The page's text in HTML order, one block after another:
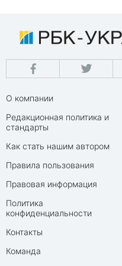
О компании
Редакционная политика и
стандарты
Как стать нашим автором
Правила пользования
Правовая информация
Политика
конфиденциальности
Контакты
Команда